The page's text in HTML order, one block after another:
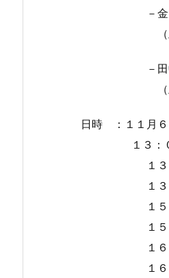
－金田茂
（上海和僑会
－田中延
（上海和僑会
日時 ：１１月
１３：０
１３：３０
１３：４５
１５：１
１５：３０
１６：４
１６：５０